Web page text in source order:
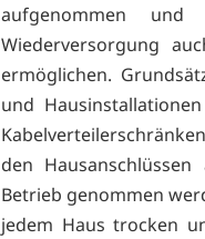
aufgenommen
Wiederversorgung
ermöglichen.
und
den
Betrieb genommen
jedem Haus trocken